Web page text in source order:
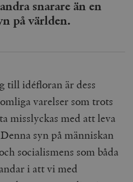
snarare än en
på världen.
till idéfloran är dess
varelser som trots
misslyckas med att leva
syn på människan
socialismens som båda
i att vi med